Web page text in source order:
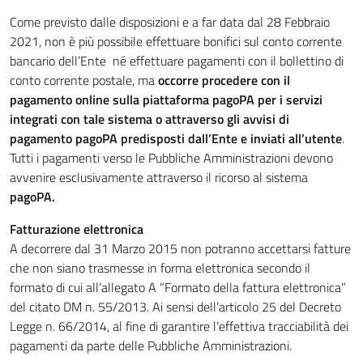
Come previsto dalle disposizioni e a far data dal 28 Febbraio
2021, non è più possibile effettuare bonifici sul conto corrente
bancario dell’Ente né effettuare pagamenti con il bollettino di
conto corrente postale, maoccorre procedere con il
pagamento online sulla piattaforma pagoPA per i servizi
integrati con tale sistema o attraverso gli avvisi di
pagamento pagoPA predisposti dall’Ente e inviati all’utente.
Tutti i pagamenti verso le Pubbliche Amministrazioni devono
avvenire esclusivamente attraverso il ricorso al sistema
pagoPA.
Fatturazione elettronica
A decorrere dal 31 Marzo 2015 non potranno accettarsi fatture
che non siano trasmesse in forma elettronica secondo il
formato di cui all’allegato A “Formato della fattura elettronica”
del citato DM n. 55/2013. Ai sensi dell’articolo 25 del Decreto
Legge n. 66/2014, al fine di garantire l’effettiva tracciabilità dei
pagamenti da parte delle Pubbliche Amministrazioni.